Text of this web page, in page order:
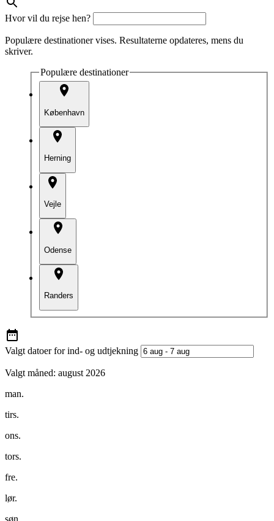
Hvor vil du rejse hen?
Populære destinationer vises. Resultaterne opdateres, mens du
skriver.
Populære destinationer
København
Herning
Vejle
Odense
Randers
Valgt datoer for ind- og udtjekning
Valgt måned: august 2026
man.
tirs.
ons.
tors.
fre.
lør.
søn.